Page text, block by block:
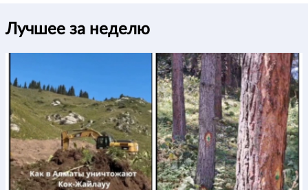
Лучшее за неделю